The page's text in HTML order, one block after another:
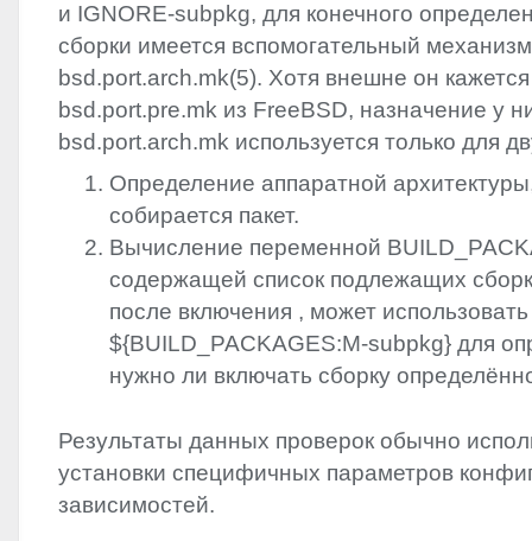
и IGNORE-subpkg, для конечного
сборки имеется вспомогательный механизм
bsd.port.arch.mk(5). Хотя внешне он
bsd.port.pre.mk из FreeBSD, назначение у
bsd.port.arch.mk используется только для
Определение аппаратной
собирается пакет.
Вычисление переменной
содержащей список подлежащих
после включения , может
${BUILD_PACKAGES:M-subpkg} для
нужно ли включать сборку
Результаты данных проверок обычно
установки специфичных параметров
зависимостей.